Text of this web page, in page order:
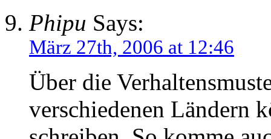
Phipu Says:
März 27th, 2006 at 12:46
Über die
verschiedenen Ländern